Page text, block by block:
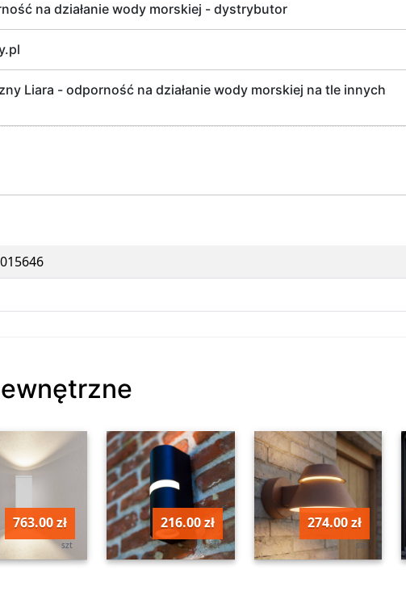
na działanie wody morskiej - dystrybutor
Liara - odporność na działanie wody morskiej na tle innych
763.00 zł
szt
216.00 zł
szt
274.00 zł
szt